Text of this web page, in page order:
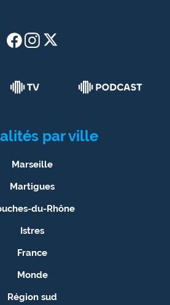
par ville
Marseille
Martigues
du-Rhône
Istres
France
Monde
Région sud